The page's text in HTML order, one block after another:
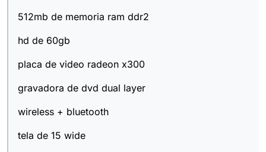
512mb de memoria ram ddr2
hd de 60gb
placa de video radeon x300
gravadora de dvd dual layer
wireless + bluetooth
tela de 15 wide